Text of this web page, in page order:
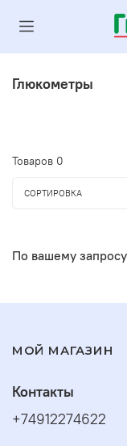
Глюкометры
Товаров 0
СОРТИРОВКА
По вашему
МОЙ МАГАЗИН
Контакты
+74912274622